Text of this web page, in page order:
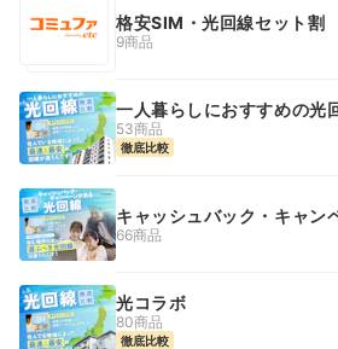
格安SIM・光回線セット割
9商品
一人暮らしにおすすめの光
53商品
徹底比較
キャッシュバック・キャン
66商品
光コラボ
80商品
徹底比較